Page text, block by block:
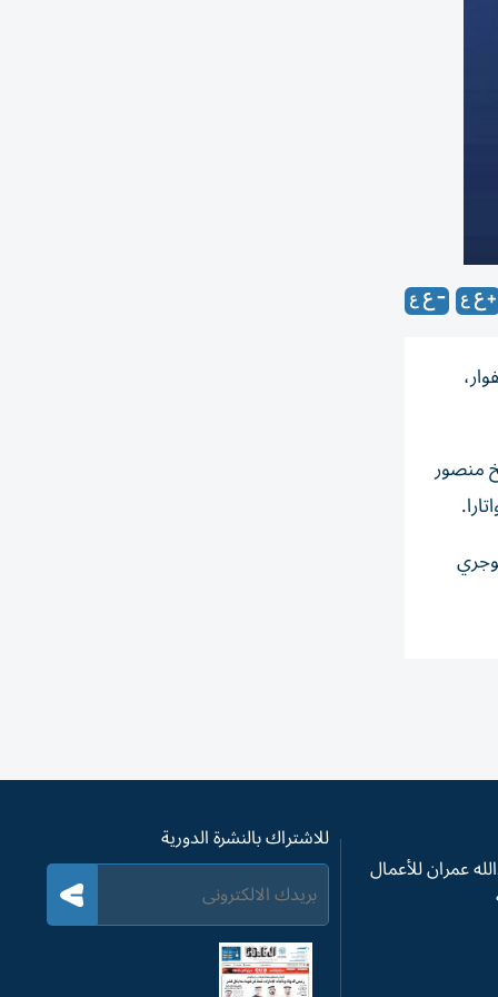
منصور
عمران للأعمال
للاشتراك بالنشرة الدورية